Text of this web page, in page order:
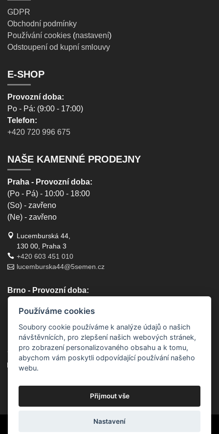
GDPR
Obchodní podmínky
Používání cookies (nastavení)
Odstoupení od kupní smlouvy
E-SHOP
Provozní doba:
Po - Pá: (9:00 - 17:00)
Telefon:
+420 720 996 675
NAŠE KAMENNÉ PRODEJNY
Praha - Provozní doba:
(Po - Pá) - 10:00 - 18:00
(So) - zavřeno
(Ne) - zavřeno
Lucemburská 44,
130 00, Praha 3
+420 603 451 010
lucemburska44@5semen.cz
Brno - Provozní doba:
(So) - zavřeno
(Ne) - zavřeno
Lidická 719/79, 602 00 Brno, Brno-střed-Veveří
+420 777 933 354
brno@5semen.cz
Používáme cookies
Soubory cookie používáme k analýze údajů o našich
návštěvnících, pro zlepšení našich webových stránek,
pro zobrazení personalizovaného obsahu a k tomu,
abychom vám poskytli odpovídající používání našeho
webu.
Přijmout vše
Nastavení